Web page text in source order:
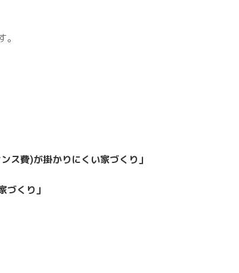
ス費)が掛かりにくい家づくり」
づくり」